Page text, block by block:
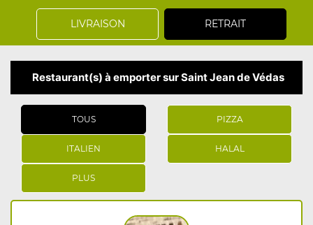
LIVRAISON RETRAIT
Restaurant(s) à emporter sur Saint Jean de Védas
TOUS PIZZA
ITALIEN HALAL
PLUS